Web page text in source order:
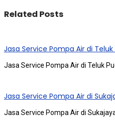
Related Posts
Jasa Service Pompa Air di
Jasa Service Pompa Air di Teluk
Jasa Service Pompa Air di
Jasa Service Pompa Air di